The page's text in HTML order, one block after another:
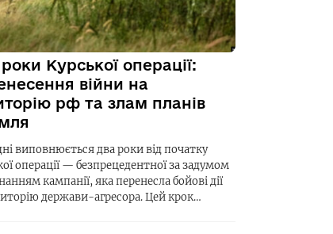
Курської операції:
війни на
рф та злам планів
виповнюється два роки від початку
операції — безпрецедентної за задумом
кампанії, яка перенесла бойові дії
держави-агресора. Цей крок…